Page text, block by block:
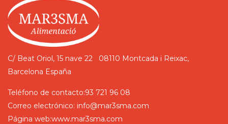
C/ Beat Oriol, 15 nave 22
08110 Montcada i Reixac,
Barcelona España
Teléfono de contacto:93 721 96 08
Correo electrónico: info@mar3sma.com
Página web:www.mar3sma.com